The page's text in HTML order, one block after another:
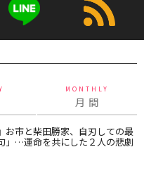
MONTHLY
月 間
お市と柴田勝家、自刃しての最
」…運命を共にした２人の悲劇